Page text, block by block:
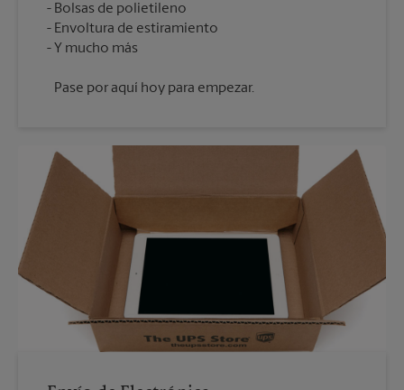
Bolsas de polietileno
Envoltura de estiramiento
Pase por aquí hoy para empezar.